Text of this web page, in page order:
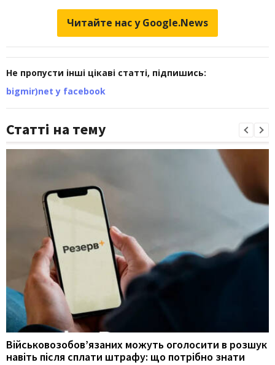
Читайте нас у Google.News
Не пропусти інші цікаві статті, підпишись:
bigmir)net у facebook
Статті на тему
Військовозобов’язаних можуть оголосити в розшук
навіть після сплати штрафу: що потрібно знати